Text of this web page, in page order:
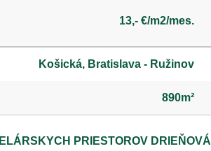
13,- €/m2/mes.
Košická, Bratislava - Ružinov
890m²
PRIESTOROV DRIEŇOVÁ